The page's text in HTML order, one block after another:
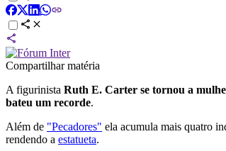
Compartilhar matéria
A figurinista Ruth E. Carter se tornou a
bateu um recorde.
Além de "Pecadores" ela acumula mais quatro
rendendo a estatueta.